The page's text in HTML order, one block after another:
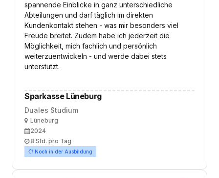
spannende Einblicke in ganz unterschiedliche
Abteilungen und darf täglich im direkten
Kundenkontakt stehen - was mir besonders viel
Freude breitet. Zudem habe ich jederzeit die
Möglichkeit, mich fachlich und persönlich
weiterzuentwickeln - und werde dabei stets
unterstützt.
Sparkasse Lüneburg
Duales Studium
OrtLüneburg
Ausbildungsbeginn
2024
Arbeitszeit
8 Std. pro Tag
Noch in der Ausbildung